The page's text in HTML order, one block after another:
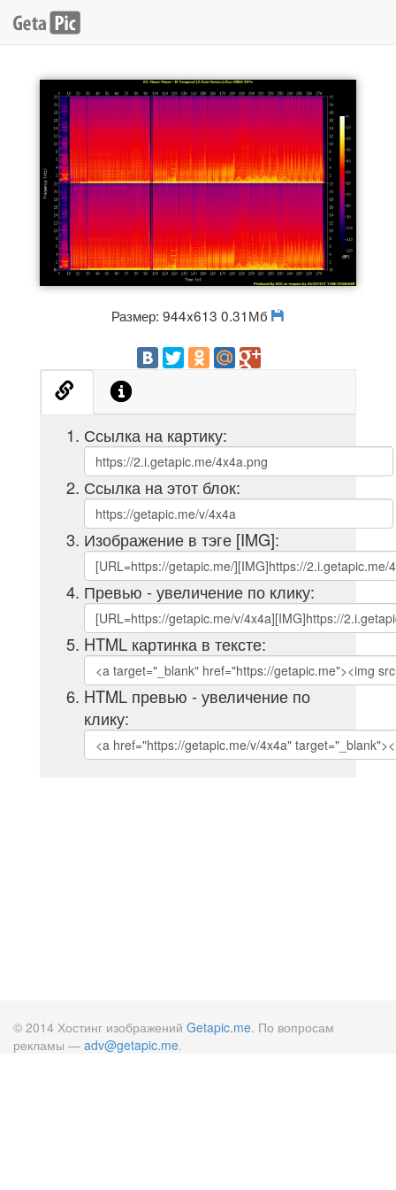
Размер: 944x613 0.31Мб
Ссылка на картику:
Ссылка на этот блок:
Изображение в тэге [IMG]:
Превью - увеличение по клику:
HTML картинка в тексте:
HTML превью - увеличение по
клику:
© 2014 Хостинг изображений Getapic.me. По вопросам
рекламы — adv@getapic.me.